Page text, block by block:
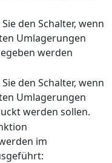
den Schalter, wenn
Umlagerungen
werden
den Schalter, wenn
Umlagerungen
werden sollen.
im